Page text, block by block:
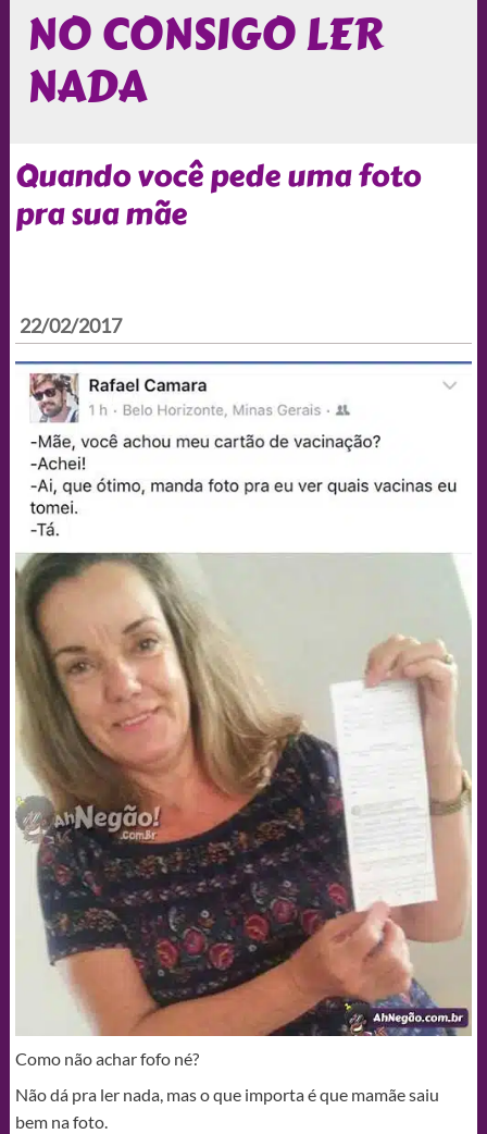
NO CONSIGO LER
NADA
Quando você pede uma foto
pra sua mãe
22/02/2017
Como não achar fofo né?
Não dá pra ler nada, mas o que importa é que mamãe saiu
bem na foto.